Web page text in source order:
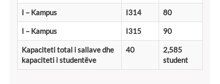
I – Kampus I314 80
I – Kampus I315 90
Kapaciteti total i sallave dhe
kapaciteti i studentëve
40
2,585
student